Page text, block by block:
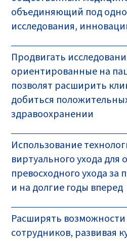
объединяющий под
исследования,
Продвигать
ориентированные на
позволят расширить
добиться
здравоохранении
Использование
виртуального ухода для
превосходного ухода за
и на долгие годы вперед
Расширять
сотрудников, развивая